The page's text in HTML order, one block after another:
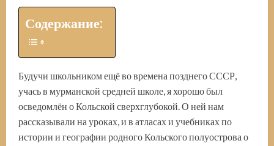
Содержание:
Будучи школьником ещё во времена позднего СССР,
учась в мурманской средней школе, я хорошо был
осведомлён о Кольской сверхглубокой. О ней нам
рассказывали на уроках, и в атласах и учебниках по
истории и географии родного Кольского полуострова о